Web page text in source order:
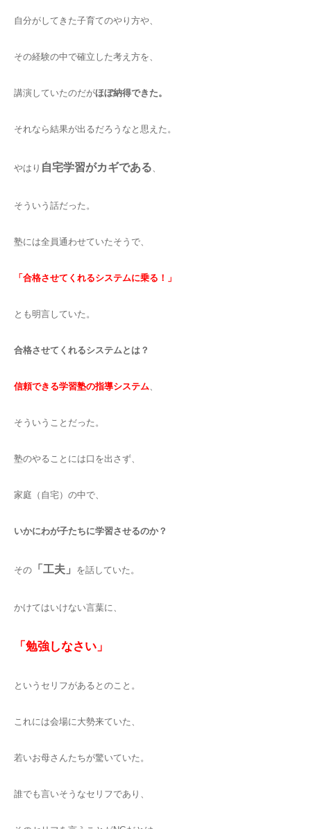
自分がしてきた子育てのやり方や、
その経験の中で確立した考え方を、
講演していたのだがほぼ納得できた。
それなら結果が出るだろうなと思えた。
やはり 自宅学習がカギである
そういう話だった。
塾には全員通わせていたそうで、
「合格させてくれるシステムに乗る！」
とも明言していた。
合格させてくれるシステムとは？
信頼できる学習塾の指導システム
そういうことだった。
塾のやることには口を出さず、
家庭（自宅）の中で、
いかにわが子たちに学習させるのか？
その 「工夫」 を話していた。
かけてはいけない言葉に、
「勉強しなさい」
というセリフがあるとのこと。
これには会場に大勢来ていた、
若いお母さんたちが驚いていた。
誰でも言いそうなセリフであり、